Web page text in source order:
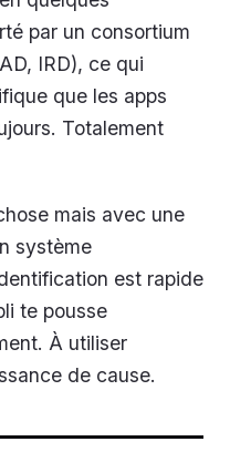
par un consortium
IRD), ce qui
que les apps
Totalement
mais avec une
système
est rapide
te pousse
À utiliser
de cause.